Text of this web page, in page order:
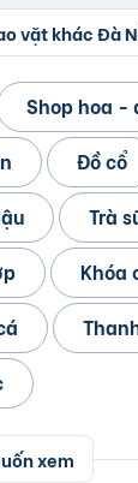
vặt khác Đà
Shop hoa -
Đồ cổ
Trà
Khóa
xem